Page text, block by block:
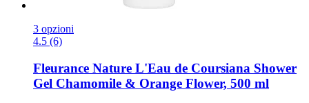
3 opzioni
4.5 (6)
Fleurance Nature L'Eau de Coursiana Shower
Gel Chamomile & Orange Flower, 500 ml